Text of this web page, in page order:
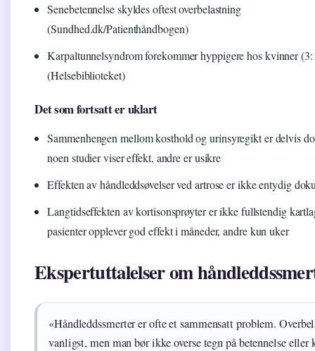
Senebetennelse skyldes oftest overbelastning
(Sundhed.dk/Patienthåndbogen)
Karpaltunnelsyndrom forekommer hyppigere hos kvinner
(Helsebiblioteket)
Det som fortsatt er uklart
Sammenhengen mellom kosthold og urinsyregikt er delvis
noen studier viser effekt, andre er usikre
Effekten av håndleddsøvelser ved artrose er ikke entydig
Langtidseffekten av kortisonsprøyter er ikke fullstendig
pasienter opplever god effekt i måneder, andre kun uker
Ekspertuttalelser om
«Håndleddssmerter er ofte et sammensatt problem.
vanligst, men man bør ikke overse tegn på betennelse eller